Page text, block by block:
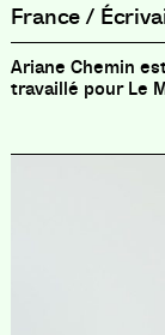
France /
Ariane Chemin
travaillé pour Le